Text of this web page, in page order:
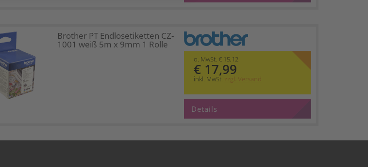
Brother PT Endlosetiketten CZ-
1001 weiß 5m x 9mm 1 Rolle
o. MwSt. € 15,12
€ 17,99
inkl. MwSt. zzgl. Versand
Details